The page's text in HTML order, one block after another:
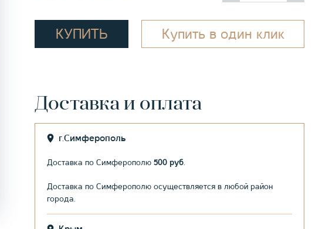
КУПИТЬ Купить в один клик
Доставка и оплата
г.Симферополь
Доставка по Симферополю 500 руб
Доставка по Симферополю осуществляется в любой район
города.